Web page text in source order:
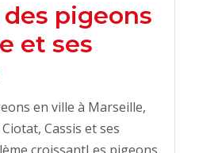
pigeons
et ses
en ville à Marseille,
Cassis et ses